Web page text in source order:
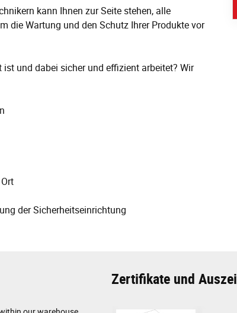
kann Ihnen zur Seite stehen, alle
die Wartung und den Schutz Ihrer Produkte vor
und dabei sicher und effizient arbeitet? Wir
der Sicherheitseinrichtung
Zertifikate und